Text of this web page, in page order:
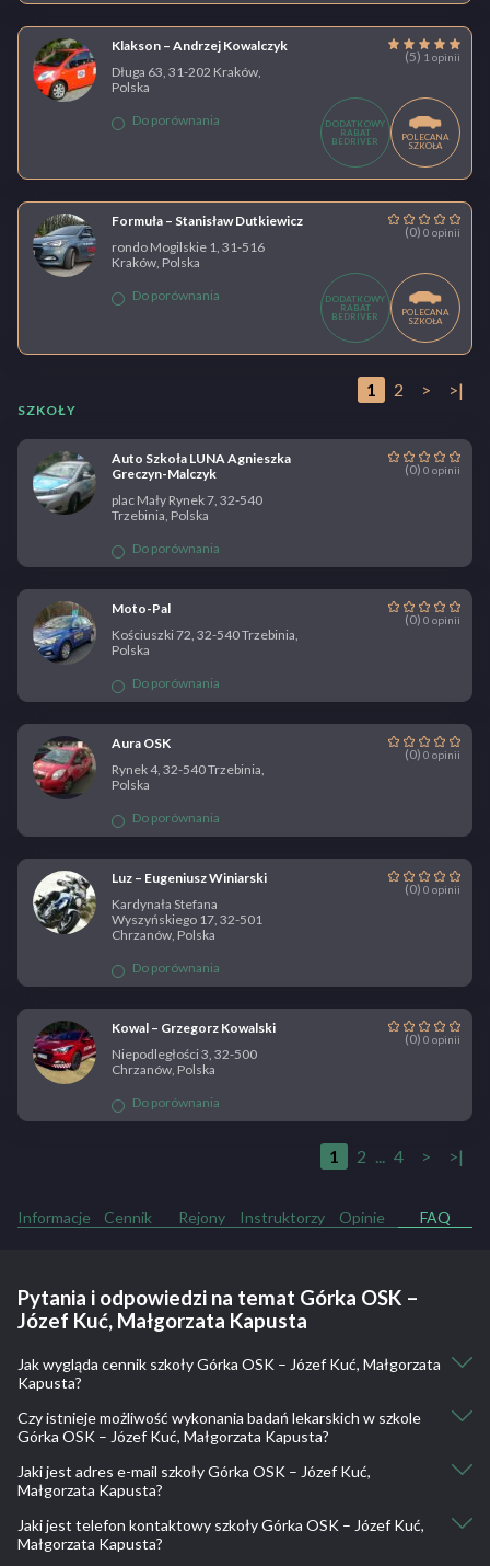
Klakson – Andrzej Kowalczyk
(5) 1 opinii
Długa 63, 31-202 Kraków,
Polska
Do porównania
DODATKOWY
RABAT
BEDRIVER
POLECANA
SZKOŁA
Formuła – Stanisław Dutkiewicz
(0) 0 opinii
rondo Mogilskie 1, 31-516
Kraków, Polska
Do porównania
DODATKOWY
RABAT
BEDRIVER
POLECANA
SZKOŁA
1 2 > >|
SZKOŁY
Auto Szkoła LUNA Agnieszka
Greczyn-Malczyk
(0) 0 opinii
plac Mały Rynek 7, 32-540
Trzebinia, Polska
Do porównania
Moto-Pal
(0) 0 opinii
Kościuszki 72, 32-540 Trzebinia,
Polska
Do porównania
Aura OSK
(0) 0 opinii
Rynek 4, 32-540 Trzebinia,
Polska
Do porównania
Luz – Eugeniusz Winiarski
(0) 0 opinii
Kardynała Stefana
Wyszyńskiego 17, 32-501
Chrzanów, Polska
Do porównania
Kowal – Grzegorz Kowalski
(0) 0 opinii
Niepodległości 3, 32-500
Chrzanów, Polska
Do porównania
1 2 ... 4 > >|
Informacje Cennik Rejony Instruktorzy Opinie FAQ
Pytania i odpowiedzi na temat Górka OSK –
Józef Kuć, Małgorzata Kapusta
Jak wygląda cennik szkoły Górka OSK – Józef Kuć, Małgorzata
Kapusta?
Kurs kat. A1: 1000
Kurs kat. A2, A: 1500
Kurs kat. B: 1600
Kurs kat. B+E: 1400
Kurs kat. C+E: 2400
Kurs kat. D z kat. C: 3700
Czy istnieje możliwość wykonania badań lekarskich w szkole
Górka OSK – Józef Kuć, Małgorzata Kapusta?
Nie, nie ma takiej możliwości.
Jaki jest adres e-mail szkoły Górka OSK – Józef Kuć,
Małgorzata Kapusta?
oskgorka.trzebinia@gmail.com
Jaki jest telefon kontaktowy szkoły Górka OSK – Józef Kuć,
Małgorzata Kapusta?